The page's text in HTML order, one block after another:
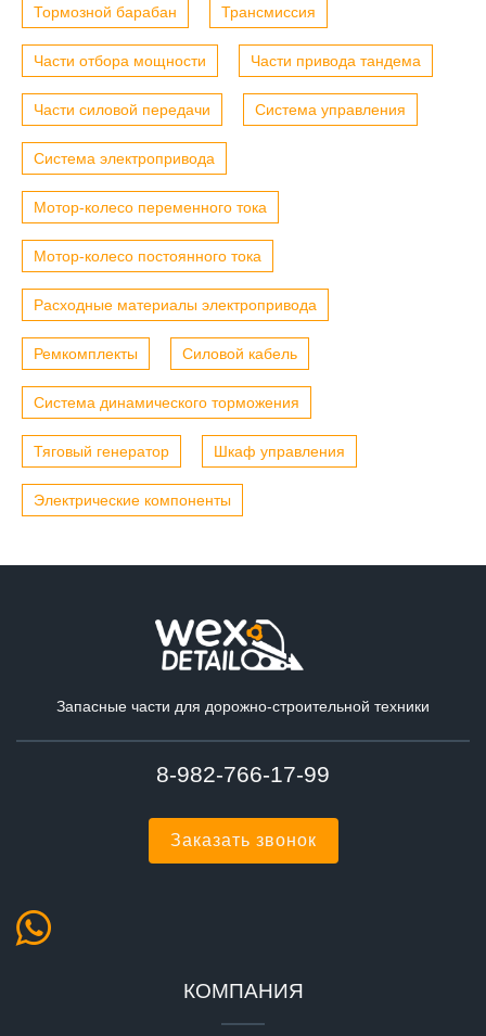
Тормозной барабан Трансмиссия
Части отбора мощности Части привода тандема
Части силовой передачи Система управления
Система электропривода
Мотор-колесо переменного тока
Мотор-колесо постоянного тока
Расходные материалы электропривода
Ремкомплекты Силовой кабель
Система динамического торможения
Тяговый генератор Шкаф управления
Электрические компоненты
Запасные части для дорожно-строительной техники
8-982-766-17-99
Заказать звонок
КОМПАНИЯ